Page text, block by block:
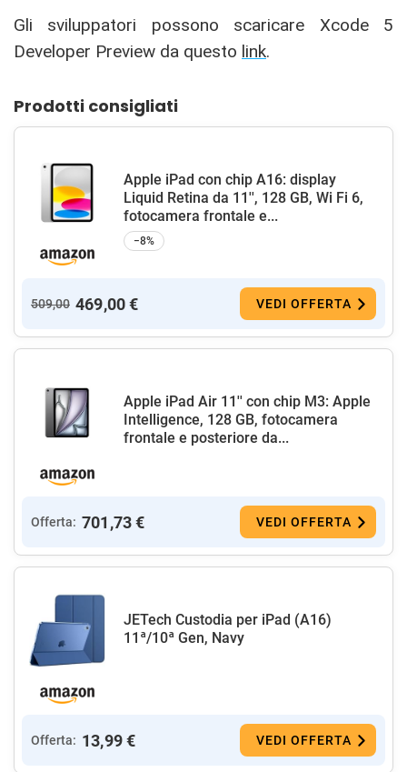
Gli sviluppatori possono scaricare Xcode 5
Developer Preview da questo link.
Prodotti consigliati
Apple iPad con chip A16: display
Liquid Retina da 11'', 128 GB, Wi Fi 6,
fotocamera frontale e...
−8%
509,00 469,00 € VEDI OFFERTA
Apple iPad Air 11'' con chip M3: Apple
Intelligence, 128 GB, fotocamera
frontale e posteriore da...
Offerta: 701,73 € VEDI OFFERTA
JETech Custodia per iPad (A16)
11ª/10ª Gen, Navy
Offerta: 13,99 € VEDI OFFERTA